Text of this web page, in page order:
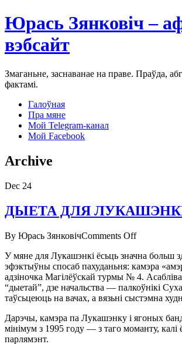
Юрась Зянковіч –
вэбсайт
Змаганьне, заснаванае на праве. Праўда,
фактамі.
Галоўная
Пра мяне
Мой Telegram-канал
Мой Facebook
Archive
Dec 24
ДЫЕТА ДЛЯ
By Юрась ЗянковічComments Offon
ДЛЯ
У мяне для Лукашэнкі ёсьць значна больш
эфэктыўны спосаб пахуданьня: камэра
адзіночка Магілёўскай турмы № 4. Асабліва
“дыетай”, дзе начальства — палкоўнікі
таўсьцеюць на вачах, а вязьні сыстэмна
Дарэчы, камэра па Лукашэнку і ягоных
мінімум з 1995 году — з таго моманту, калі
парлямэнт.